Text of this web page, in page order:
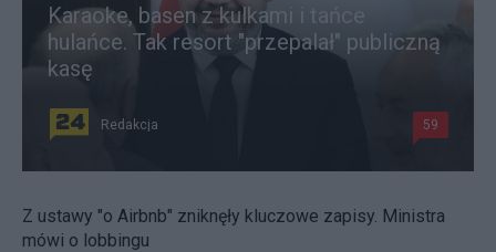
Karaoke, basen z kulkami i tańce
hulańce. Tak resort "przepalał" publiczną
kasę
Redakcja 59
Z ustawy "o Airbnb" zniknęły kluczowe zapisy. Ministra
mówi o lobbingu